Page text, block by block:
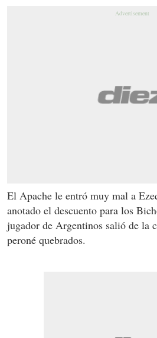
El Apache le entró muy mal a
anotado el descuento para los
jugador de Argentinos salió de la
peroné quebrados.